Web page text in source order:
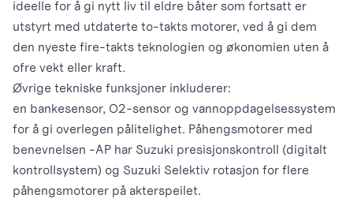
ideelle for å gi nytt liv til eldre båter som fortsatt er
utstyrt med utdaterte to-takts motorer, ved å gi dem
den nyeste fire-takts teknologien og økonomien uten å
ofre vekt eller kraft.
Øvrige tekniske funksjoner inkluderer:
en bankesensor, O2-sensor og vannoppdagelsessystem
for å gi overlegen pålitelighet. Påhengsmotorer med
benevnelsen -AP har Suzuki presisjonskontroll (digitalt
kontrollsystem) og Suzuki Selektiv rotasjon for flere
påhengsmotorer på akterspeilet.